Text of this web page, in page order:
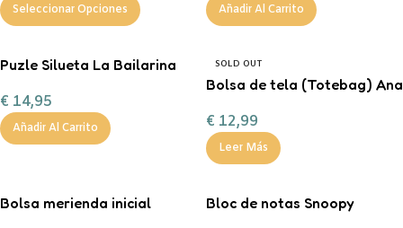
Seleccionar Opciones
basAñadir Al Carrito
Puzle Silueta La Bailarina
€ 14,95
Añadir Al Carrito
SOLD OUT
Bolsa de tela (Totebag) Ana
€ 12,99
Leer Más
Bolsa merienda inicial
Bloc de notas Snoopy